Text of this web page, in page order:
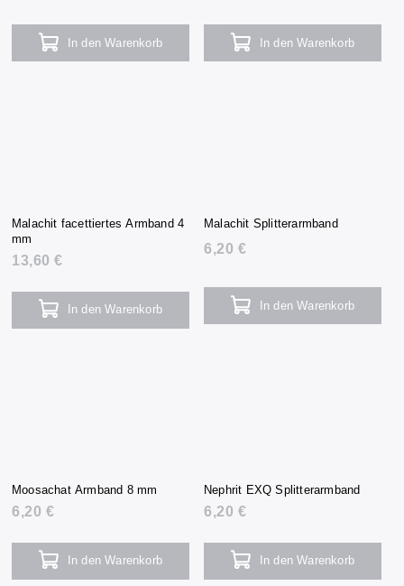
In den Warenkorb In den Warenkorb
Malachit facettiertes Armband 4
mm
13,60 €
In den Warenkorb
Malachit Splitterarmband
6,20 €
In den Warenkorb
Moosachat Armband 8 mm
6,20 €
In den Warenkorb
Nephrit EXQ Splitterarmband
6,20 €
In den Warenkorb